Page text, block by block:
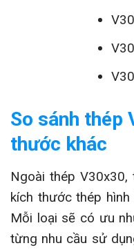
So sánh thép
thước khác
Ngoài thép
kích thước thép
Mỗi loại sẽ có ưu
từng nhu cầu sử